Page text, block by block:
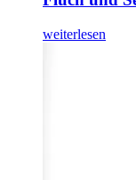
weiterlesen